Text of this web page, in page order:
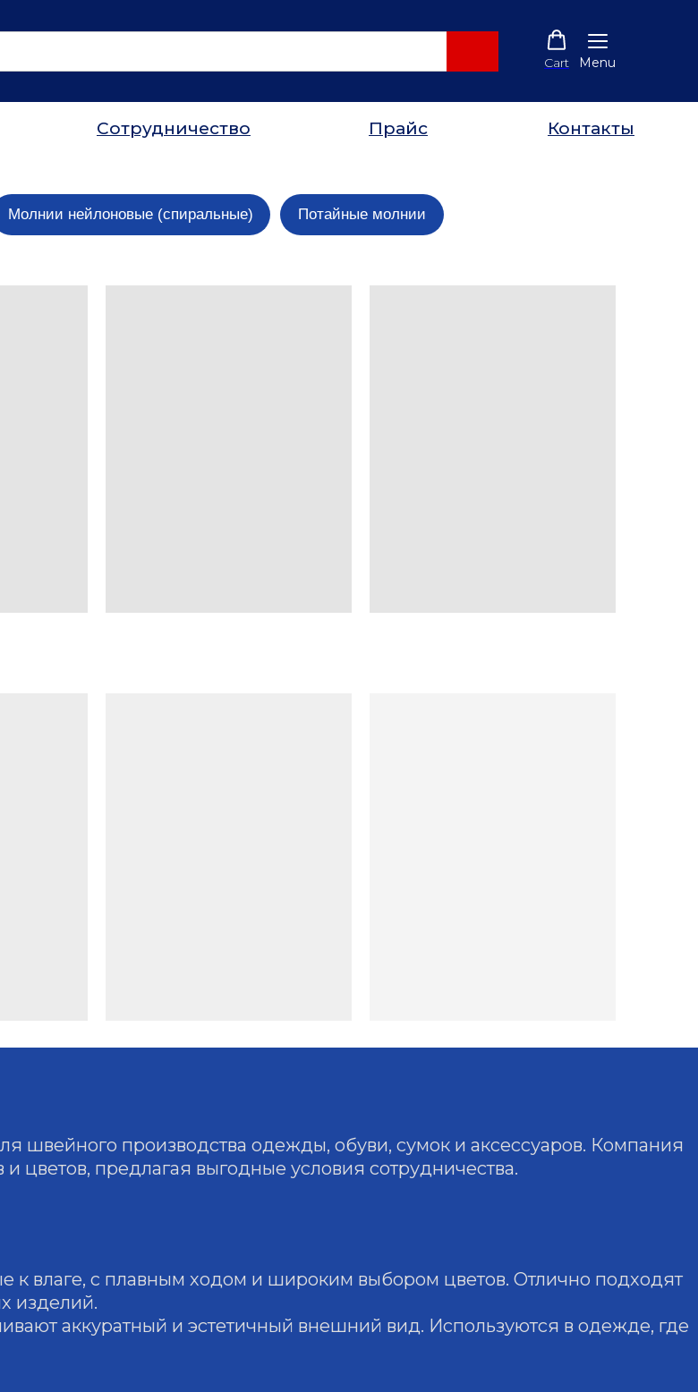
Cart Menu
Сотрудничество Прайс Контакты
Молнии нейлоновые (спиральные) Потайные молнии
производства одежды, обуви, сумок и аксессуаров. Компания
цветов, предлагая выгодные условия сотрудничества.
к влаге, с плавным ходом и широким выбором цветов. Отлично подходят
изделий.
аккуратный и эстетичный внешний вид. Используются в одежде, где